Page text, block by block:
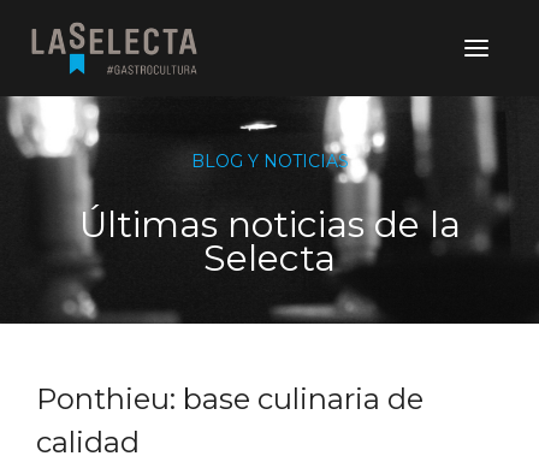
BLOG Y NOTICIAS
Últimas noticias de la
Selecta
Ponthieu: base culinaria de
calidad